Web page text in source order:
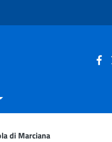
di Marciana